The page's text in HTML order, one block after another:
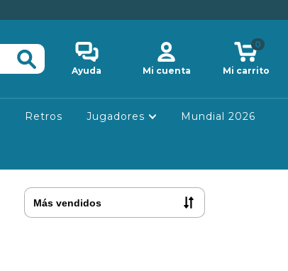
Ayuda Mi cuenta Mi carrito
0
Retros Jugadores Mundial 2026